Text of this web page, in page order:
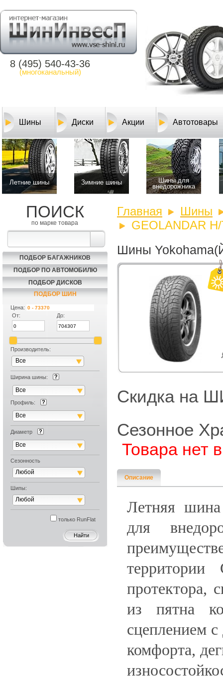
8 (495) 540-43-36
(многоканальный)
Шины Диски Акции Автотовары
Летние шины Зимние шины
Шины для
внедорожника
ПОИСК
по марке товара
ПОДБОР БАГАЖНИКОВ
ПОДБОР ПО АВТОМОБИЛЮ
ПОДБОР ДИСКОВ
ПОДБОР ШИН
Цена:
От:
До:
Производитель:
Все
Ширина шины:
Все
Профиль:
Все
Диаметр
Все
Сезонность
Любой
Шипы:
Любой
только RunFlat
Главная
Шины
GEOLANDAR
Шины
Скидка на
Сезонное
Товара нет
Описание
Летняя шина
для
протектора,
из пятна
сцеплением
комфорта,